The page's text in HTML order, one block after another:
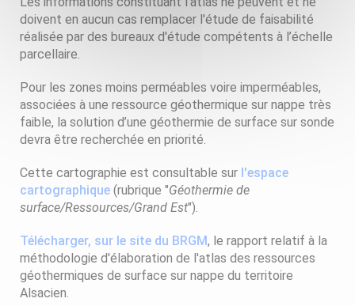
doivent en aucun cas remplacer l'étude de faisabilité
réalisée par des bureaux d'étude compétents à l’échelle
parcellaire.
Pour les zones moins perméables voire imperméables,
associées à une ressource géothermique sur nappe très
faible, la solution d’une géothermie de surface sur sonde
devra être recherchée en priorité.
Cette cartographie est consultable sur l'espace
cartographique (rubrique "Géothermie de
surface/Ressources/Grand Est").
Télécharger, sur le site du BRGM, le rapport relatif à la
méthodologie d'élaboration de l'atlas des ressources
géothermiques de surface sur nappe du territoire
Alsacien.